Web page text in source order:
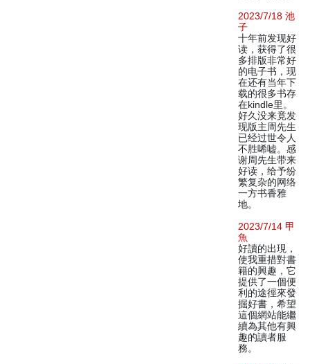
2023/7/18 池
子
十年前发现好
读，获得了很
多排版非常好
的电子书，现
在还有当年下
载的很多书存
在kindle里。
好久没来竟发
现版主周先生
已经过世令人
不胜唏嘘。感
谢周先生带来
好读，给予纷
繁复杂的网络
一方书香雅
地。
2023/7/14 甲
魚
好讀的出現，
使我重措對書
籍的興趣，它
提供了一個便
利的途徑來發
掘好書，希望
這個網站能繼
續為其他有興
趣的讀者服
務。